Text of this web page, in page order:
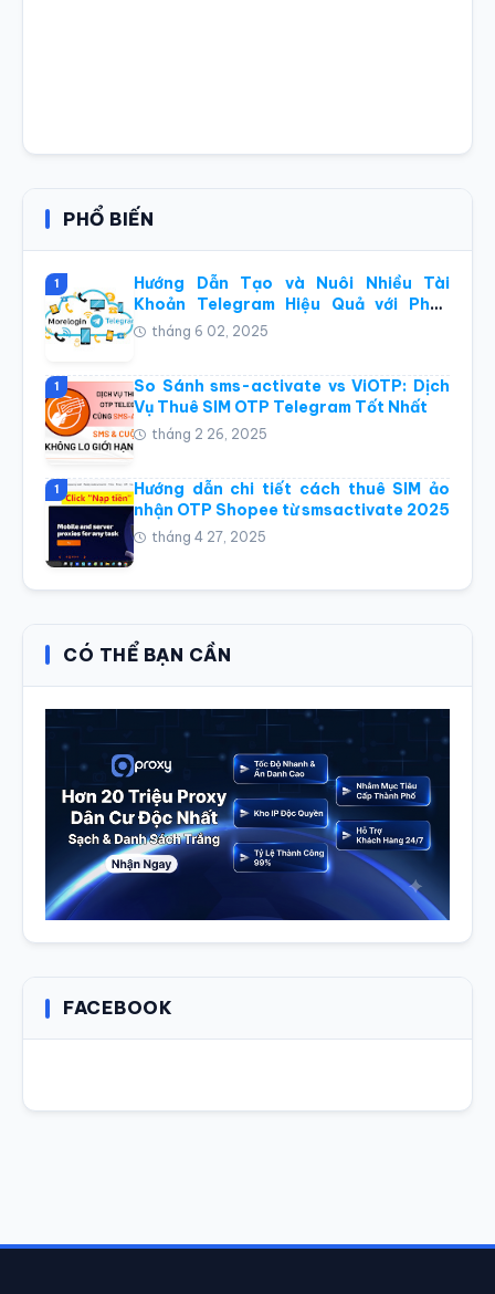
PHỔ BIẾN
1
Hướng Dẫn Tạo và Nuôi Nhiều Tài
Khoản Telegram Hiệu Quả với Phần
Mềm Điện Thoại Đám Mây Morelogin
tháng 6 02, 2025
1
So Sánh sms-activate vs ViOTP: Dịch
Vụ Thuê SIM OTP Telegram Tốt Nhất
tháng 2 26, 2025
1
Hướng dẫn chi tiết cách thuê SIM ảo
nhận OTP Shopee từ smsactivate 2025
tháng 4 27, 2025
CÓ THỂ BẠN CẦN
FACEBOOK